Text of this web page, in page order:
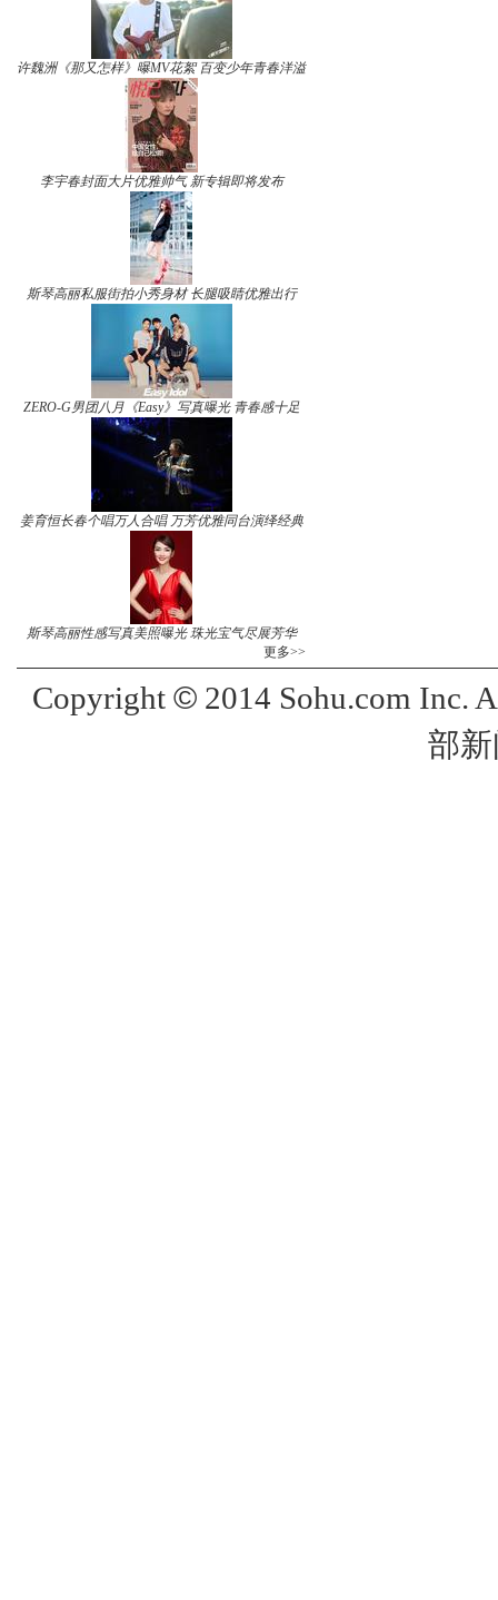
许魏洲《那又怎样》曝MV花絮 百变少年青春洋溢
李宇春封面大片优雅帅气 新专辑即将发布
斯琴高丽私服街拍小秀身材 长腿吸睛优雅出行
ZERO-G男团八月《Easy》写真曝光 青春感十足
姜育恒长春个唱万人合唱 万芳优雅同台演绎经典
斯琴高丽性感写真美照曝光 珠光宝气尽展芳华
更多>>
Copyright ©2014 Sohu.com Inc.
部